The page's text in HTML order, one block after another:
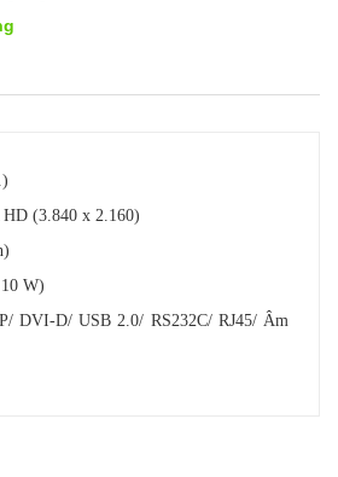
(3.840 x 2.160)
W)
DVI-D/ USB 2.0/ RS232C/ RJ45/ Âm